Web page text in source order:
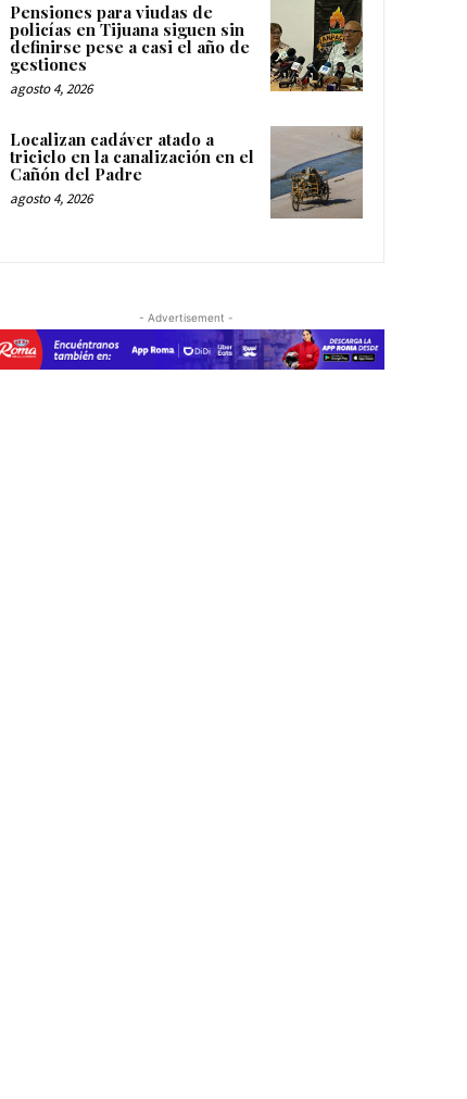
Pensiones para viudas de
policías en Tijuana siguen sin
definirse pese a casi el año de
gestiones
agosto 4, 2026
Localizan cadáver atado a
triciclo en la canalización en el
Cañón del Padre
agosto 4, 2026
- Advertisement -